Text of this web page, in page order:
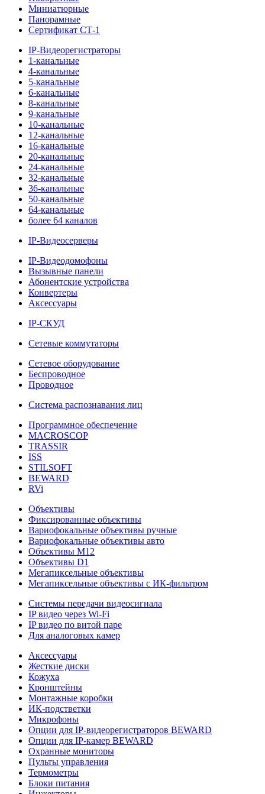
Миниатюрные
Панорамные
Сертификат СТ-1
IP-Видеорегистраторы
1-канальные
4-канальные
5-канальные
6-канальные
8-канальные
9-канальные
10-канальные
12-канальные
16-канальные
20-канальные
24-канальные
32-канальные
36-канальные
50-канальные
64-канальные
более 64 каналов
IP-Видеосерверы
IP-Видеодомофоны
Вызывные панели
Абонентские устройства
Конвертеры
Аксессуары
IP-СКУД
Сетевые коммутаторы
Сетевое оборудование
Беспроводное
Проводное
Система распознавания лиц
Программное обеспечение
MACROSCOP
TRASSIR
ISS
STILSOFT
BEWARD
RVi
Объективы
Фиксированные объективы
Вариофокальные объективы ручные
Вариофокальные объективы авто
Объективы М12
Объективы D1
Мегапиксельные объективы
Мегапиксельные объективы с ИК-фильтром
Системы передачи видеосигнала
IP видео через Wi-Fi
IP видео по витой паре
Для аналоговых камер
Аксессуары
Жесткие диски
Кожуха
Кронштейны
Монтажные коробки
ИК-подстветки
Микрофоны
Опции для IP-видеорегистраторов BEWARD
Опции для IP-камер BEWARD
Охранные мониторы
Пульты управления
Термометры
Блоки питания